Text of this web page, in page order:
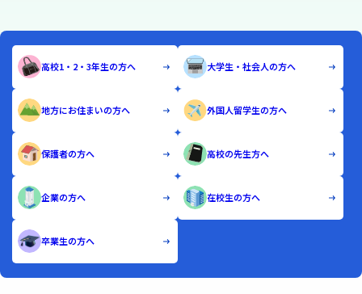
高校1・2・3年生の方へ 大学生・社会人の方へ
地方にお住まいの方へ 外国人留学生の方へ
保護者の方へ 高校の先生方へ
企業の方へ 在校生の方へ
卒業生の方へ